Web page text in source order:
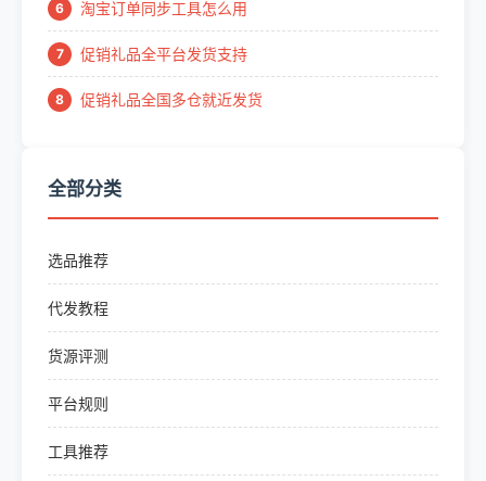
淘宝订单同步工具怎么用
6
促销礼品全平台发货支持
7
促销礼品全国多仓就近发货
8
全部分类
选品推荐
代发教程
货源评测
平台规则
工具推荐